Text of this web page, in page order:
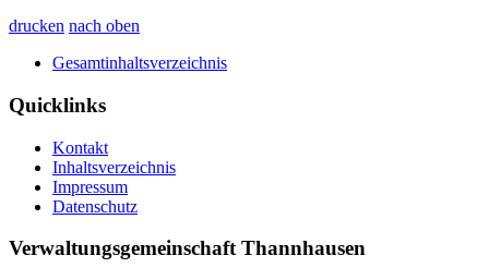
drucken nach oben
Gesamtinhaltsverzeichnis
Quicklinks
Kontakt
Inhaltsverzeichnis
Impressum
Datenschutz
Verwaltungsgemeinschaft Thannhausen